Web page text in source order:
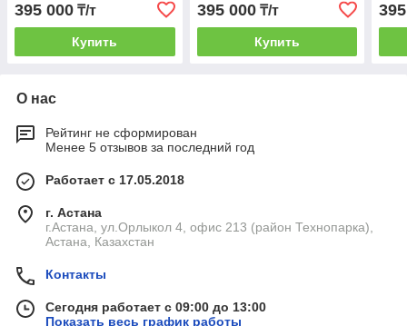
395 000 ₸/т
Купить
395 000₸/т
Купить
О нас
Рейтинг не сформирован
Менее 5 отзывов за последний год
Работает с 17.05.2018
г. Астана
г.Астана, ул.Орлыкол 4, офис 213 (район Технопарка),
Астана, Казахстан
Контакты
Сегодня работает с 09:00 до 13:00
Показать весь график работы